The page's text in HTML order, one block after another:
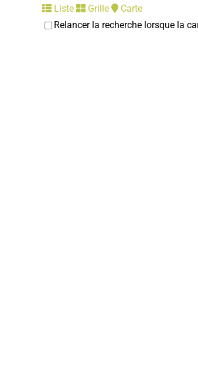
Liste Grille
Carte
Relancer la recherche lorsque la